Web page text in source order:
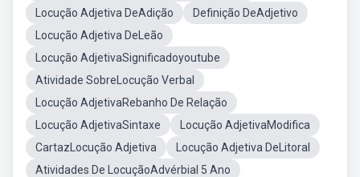
Locução Adjetiva DeAdição
Definição DeAdjetivo
Locução Adjetiva DeLeão
Locução AdjetivaSignificadoyoutube
Atividade SobreLocução Verbal
Locução AdjetivaRebanho De Relação
Locução AdjetivaSintaxe
Locução AdjetivaModifica
CartazLocução Adjetiva
Locução Adjetiva DeLitoral
Atividades De LocuçãoAdvérbial 5 Ano